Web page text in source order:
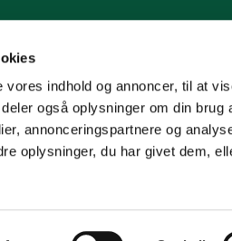
indhold og annoncer, til at
også oplysninger om din brug
annonceringspartnere og
oplysninger, du har givet dem,
I Frederiksberg Provsti håndterer vi
til provstiets EAN/GLN-nummer